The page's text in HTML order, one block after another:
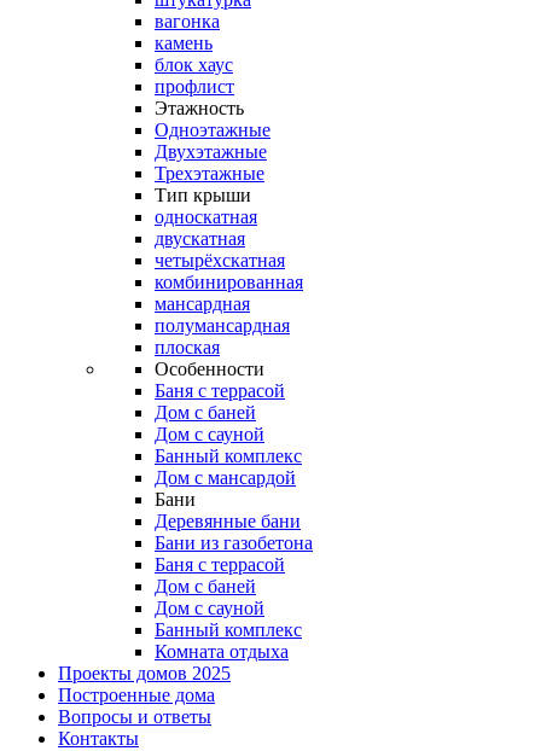
вагонка
камень
блок хаус
профлист
Этажность
Одноэтажные
Двухэтажные
Трехэтажные
Тип крыши
односкатная
двускатная
четырёхскатная
комбинированная
мансардная
полумансардная
плоская
Особенности
Баня с террасой
Дом с баней
Дом с сауной
Банный комплекс
Дом с мансардой
Бани
Деревянные бани
Бани из газобетона
Баня с террасой
Дом с баней
Дом с сауной
Банный комплекс
Комната отдыха
Проекты домов 2025
Построенные дома
Вопросы и ответы
Контакты